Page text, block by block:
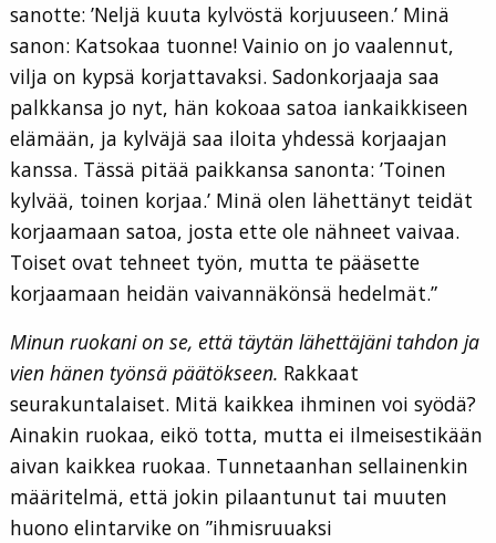
sanotte: ’Neljä kuuta kylvöstä korjuuseen.’ Minä
sanon: Katsokaa tuonne! Vainio on jo vaalennut,
vilja on kypsä korjattavaksi. Sadonkorjaaja saa
palkkansa jo nyt, hän kokoaa satoa iankaikkiseen
elämään, ja kylväjä saa iloita yhdessä korjaajan
kanssa. Tässä pitää paikkansa sanonta: ’Toinen
kylvää, toinen korjaa.’ Minä olen lähettänyt teidät
korjaamaan satoa, josta ette ole nähneet vaivaa.
Toiset ovat tehneet työn, mutta te pääsette
korjaamaan heidän vaivannäkönsä hedelmät.”
Minun ruokani on se, että täytän lähettäjäni tahdon ja
vien hänen työnsä päätökseen. Rakkaat
seurakuntalaiset. Mitä kaikkea ihminen voi syödä?
Ainakin ruokaa, eikö totta, mutta ei ilmeisestikään
aivan kaikkea ruokaa. Tunnetaanhan sellainenkin
määritelmä, että jokin pilaantunut tai muuten
huono elintarvike on ”ihmisruuaksi